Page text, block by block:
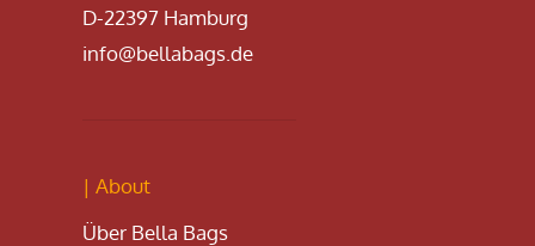
D-22397 Hamburg
info@bellabags.de
| About
Über Bella Bags